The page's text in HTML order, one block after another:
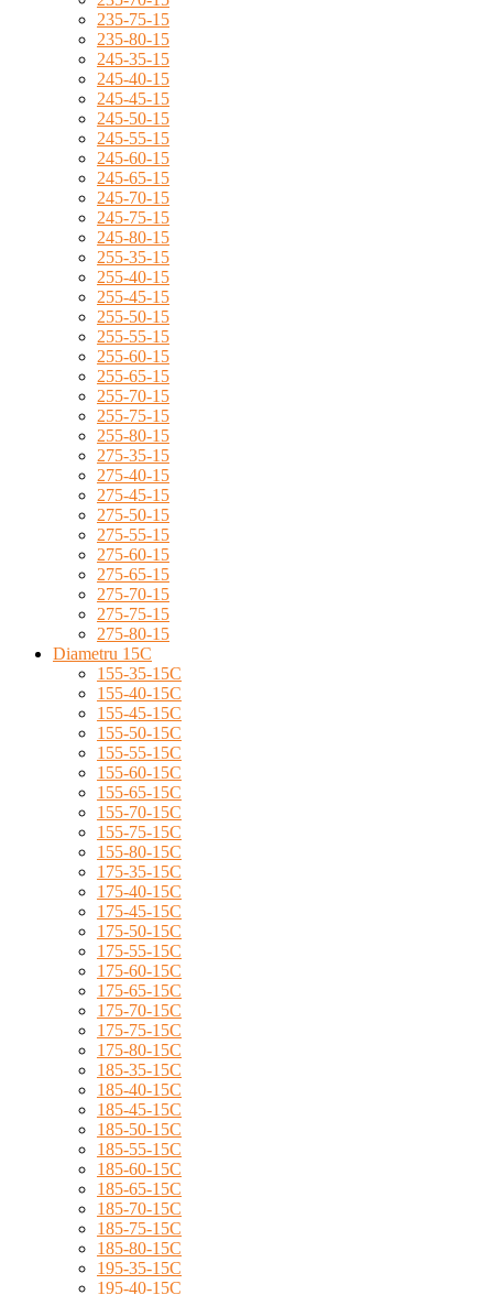
235-75-15
235-80-15
245-35-15
245-40-15
245-45-15
245-50-15
245-55-15
245-60-15
245-65-15
245-70-15
245-75-15
245-80-15
255-35-15
255-40-15
255-45-15
255-50-15
255-55-15
255-60-15
255-65-15
255-70-15
255-75-15
255-80-15
275-35-15
275-40-15
275-45-15
275-50-15
275-55-15
275-60-15
275-65-15
275-70-15
275-75-15
275-80-15
Diametru 15C
155-35-15C
155-40-15C
155-45-15C
155-50-15C
155-55-15C
155-60-15C
155-65-15C
155-70-15C
155-75-15C
155-80-15C
175-35-15C
175-40-15C
175-45-15C
175-50-15C
175-55-15C
175-60-15C
175-65-15C
175-70-15C
175-75-15C
175-80-15C
185-35-15C
185-40-15C
185-45-15C
185-50-15C
185-55-15C
185-60-15C
185-65-15C
185-70-15C
185-75-15C
185-80-15C
195-35-15C
195-40-15C